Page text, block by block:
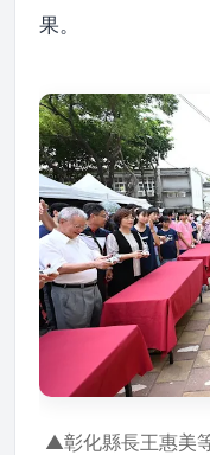
果。
▲彰化縣長王惠美